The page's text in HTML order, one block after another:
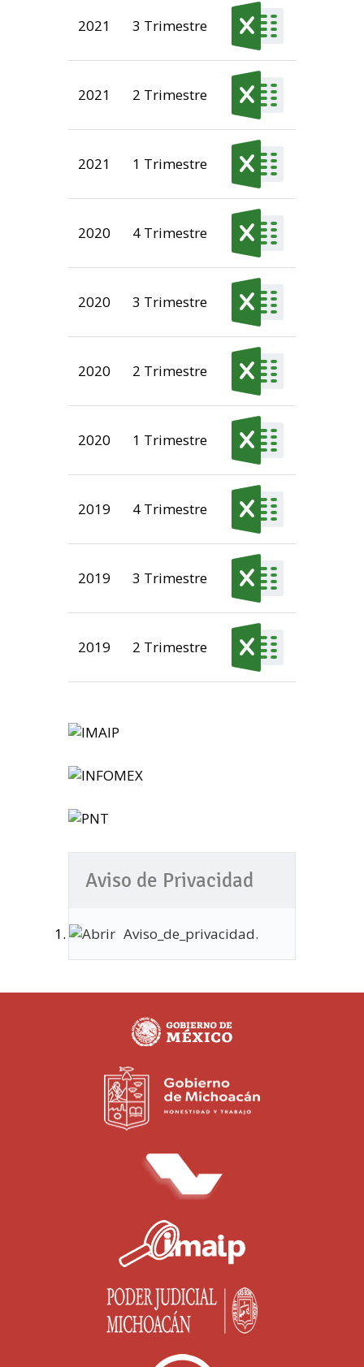
2021 3 Trimestre
2021 2 Trimestre
2021 1 Trimestre
2020 4 Trimestre
2020 3 Trimestre
2020 2 Trimestre
2020 1 Trimestre
2019 4 Trimestre
2019 3 Trimestre
2019 2 Trimestre
Aviso de Privacidad
Aviso_de_privacidad.